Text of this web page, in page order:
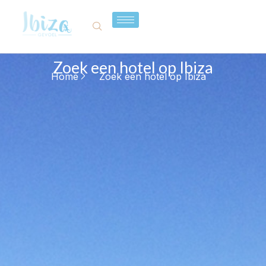
Zoek een hotel op Ibiza
Home Zoek een hotel op Ibiza